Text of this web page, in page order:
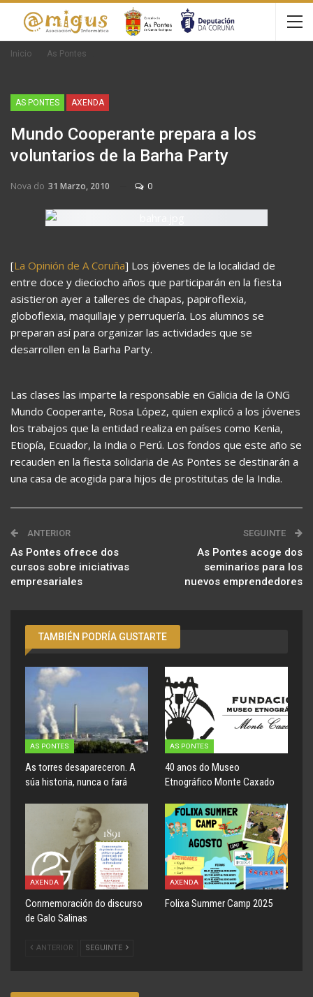
Inicio As Pontes
AS PONTES AXENDA
Mundo Cooperante prepara a los
voluntarios de la Barha Party
Nova do 31 Marzo, 2010 0
[La Opinión de A Coruña] Los jóvenes de la localidad de
entre doce y dieciocho años que participarán en la fiesta
asistieron ayer a talleres de chapas, papiroflexia,
globoflexia, maquillaje y perruquería. Los alumnos se
preparan así para organizar las actividades que se
desarrollen en la Barha Party.
Las clases las imparte la responsable en Galicia de la ONG
Mundo Cooperante, Rosa López, quien explicó a los jóvenes
los trabajos que la entidad realiza en países como Kenia,
Etiopía, Ecuador, la India o Perú. Los fondos que este año se
recauden en la fiesta solidaria de As Pontes se destinarán a
una casa de acogida para hijos de prostitutas de la India.
ANTERIOR
As Pontes ofrece dos
cursos sobre iniciativas
empresariales
SEGUINTE
As Pontes acoge dos
seminarios para los
nuevos emprendedores
TAMBIÉN PODRÍA GUSTARTE
AS PONTES
As torres desapareceron. A
súa historia, nunca o fará
AS PONTES
40 anos do Museo
Etnográfico Monte Caxado
AXENDA
Conmemoración do discurso
de Galo Salinas
AXENDA
Folixa Summer Camp 2025
ANTERIOR SEGUINTE